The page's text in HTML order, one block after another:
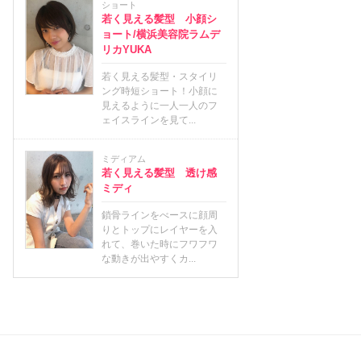
ショート
若く見える髪型 小顔シ
ョート/横浜美容院ラムデ
リカYUKA
若く見える髪型・スタイリ
ング時短ショート！小顔に
見えるように一人一人のフ
ェイスラインを見て...
ミディアム
若く見える髪型 透け感
ミディ
鎖骨ラインをべースに顔周
りとトップにレイヤーを入
れて、巻いた時にフワフワ
な動きが出やすくカ...